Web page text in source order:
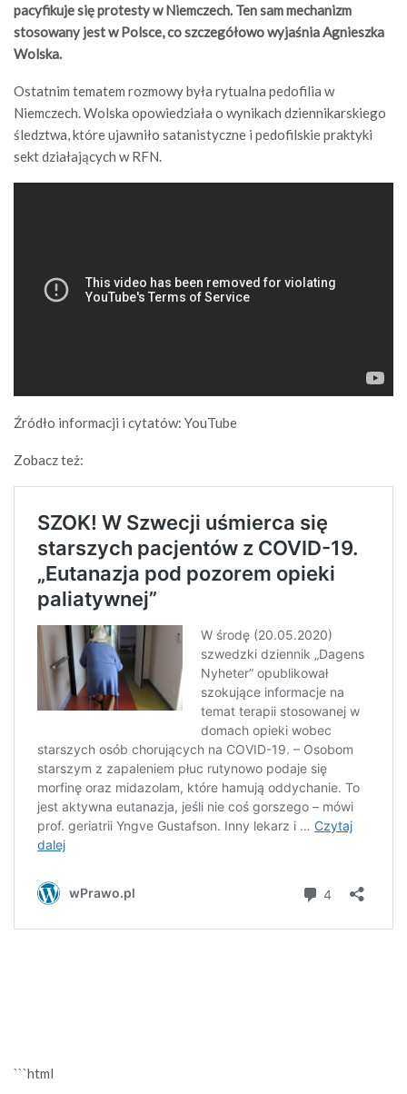
pacyfikuje się protesty w Niemczech. Ten sam mechanizm
stosowany jest w Polsce, co szczegółowo wyjaśnia Agnieszka
Wolska.
Ostatnim tematem rozmowy była rytualna pedofilia w
Niemczech. Wolska opowiedziała o wynikach dziennikarskiego
śledztwa, które ujawniło satanistyczne i pedofilskie praktyki
sekt działających w RFN.
Źródło informacji i cytatów: YouTube
Zobacz też:
```html